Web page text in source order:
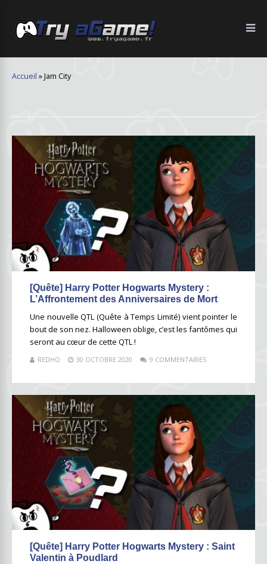
Accueil »Jam City
[Quête] Harry Potter Hogwarts Mystery :
L’Affrontement des Anniversaires de Mort
Une nouvelle QTL (Quête à Temps Limité) vient pointer le
bout de son nez. Halloween oblige, c’est les fantômes qui
seront au cœur de cette QTL !
REDHO 30 OCTOBRE 2020 9 COMMENTAIRES
[Quête] Harry Potter Hogwarts Mystery : Saint
Valentin à Poudlard